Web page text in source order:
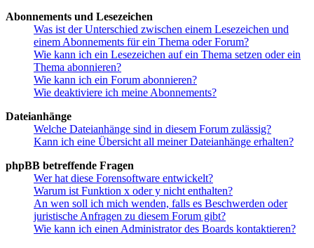
Abonnements und Lesezeichen
Was ist der Unterschied zwischen einem Lesezeichen und
einem Abonnements für ein Thema oder Forum?
Wie kann ich ein Lesezeichen auf ein Thema setzen oder ein
Thema abonnieren?
Wie kann ich ein Forum abonnieren?
Wie deaktiviere ich meine Abonnements?
Dateianhänge
Welche Dateianhänge sind in diesem Forum zulässig?
Kann ich eine Übersicht all meiner Dateianhänge erhalten?
phpBB betreffende Fragen
Wer hat diese Forensoftware entwickelt?
Warum ist Funktion x oder y nicht enthalten?
An wen soll ich mich wenden, falls es Beschwerden oder
juristische Anfragen zu diesem Forum gibt?
Wie kann ich einen Administrator des Boards kontaktieren?